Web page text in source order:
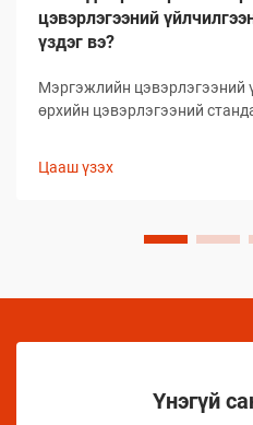
цэвэрлэгээний
үздэг вэ?
Мэргэжлийн цэвэрлэгээний
өрхийн цэвэрлэгээний
туршлагаар баталгаажсан,
Цааш үзэх
Үнэгүй